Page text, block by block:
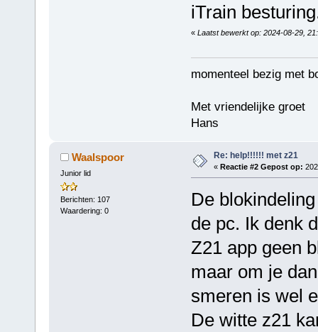
iTrain
« Laatst bewerkt op: 2024-08-29,
momenteel bezig met
Met vriendelijke groet
Hans
Waalspoor
Junior lid
Berichten: 107
Waardering: 0
Re: help!!!!!! met z21
« Reactie #2 Gepost op:
De
de pc. Ik denk
Z21 app geen
maar om je
smeren is wel
De witte z21